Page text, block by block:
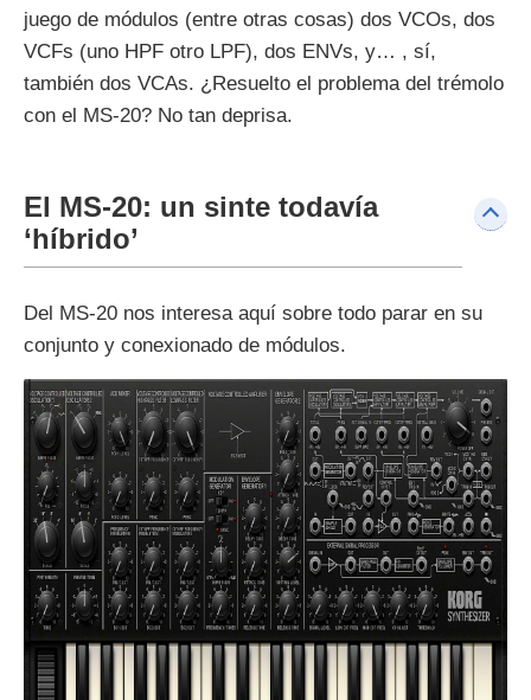
juego de módulos (entre otras cosas) dos VCOs, dos
VCFs (uno HPF otro LPF), dos ENVs, y… , sí,
también dos VCAs. ¿Resuelto el problema del trémolo
con el MS-20? No tan deprisa.
El MS-20: un sinte todavía
‘híbrido’
Del MS-20 nos interesa aquí sobre todo parar en su
conjunto y conexionado de módulos.